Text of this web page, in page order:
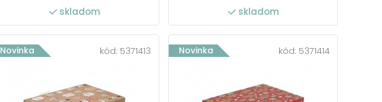
skladom skladom
Novinka kód: 5371413 Novinka kód: 5371414